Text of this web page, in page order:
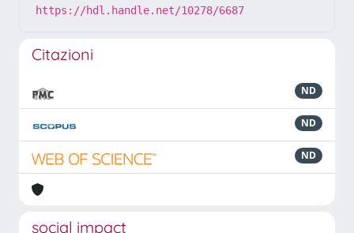
https://hdl.handle.net/10278/6687
Citazioni
ND
ND
ND
social impact